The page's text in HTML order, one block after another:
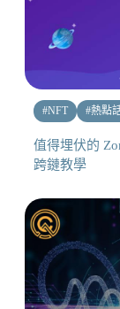
#NFT #熱點
值得埋伏的
跨鏈教學